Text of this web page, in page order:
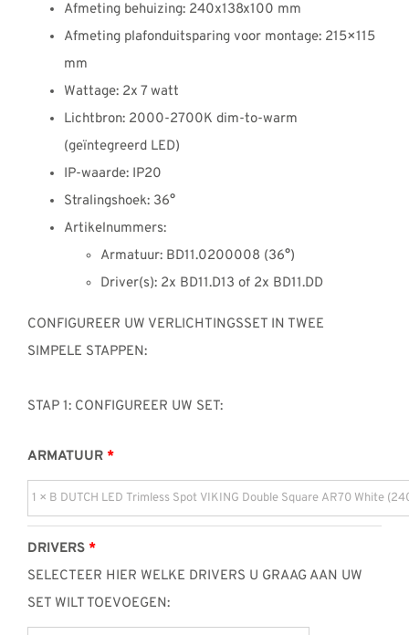
Afmeting behuizing: 240x138x100 mm
Afmeting plafonduitsparing voor montage: 215×115
mm
Wattage: 2x 7 watt
Lichtbron: 2000-2700K dim-to-warm
(geïntegreerd LED)
IP-waarde: IP20
Stralingshoek: 36°
Artikelnummers:
Armatuur: BD11.0200008 (36°)
Driver(s): 2x BD11.D13 of 2x BD11.DD
CONFIGUREER UW VERLICHTINGSSET IN TWEE
SIMPELE STAPPEN:
STAP 1: CONFIGUREER UW SET:
ARMATUUR
DRIVERS
SELECTEER HIER WELKE DRIVERS U GRAAG AAN UW
SET WILT TOEVOEGEN: